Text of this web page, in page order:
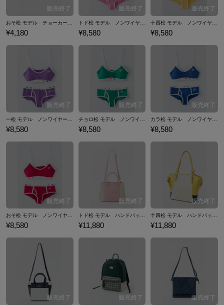
¥4,180 ¥8,580 ¥8,580
¥8,580 ¥8,580 ¥8,580
おそ松 モデル ノンワイヤーブラ＆ガールズブリーフセット 下着 おそ松さん
¥8,580
トド松 モデル ハンドバッグ バッグ おそ松さん
¥11,880
十四松 モデル ハンドバッグ バッグ おそ松さん
¥11,880